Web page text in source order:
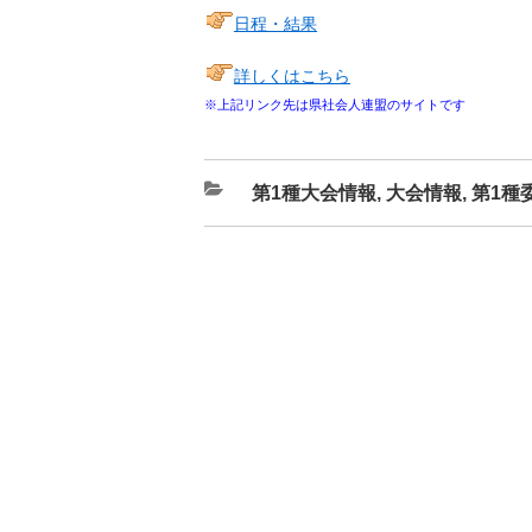
日程・結果
詳しくはこちら
※上記リンク先は県社会人連盟のサイトです
カ
テ
第1種大会情報, 大会情報, 第1種